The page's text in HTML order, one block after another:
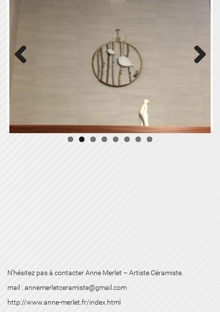
N’hésitez pas à contacter Anne Merlet – Artiste Céramiste.
mail : annemerletceramiste@gmail.com
http://www.anne-merlet.fr/index.html